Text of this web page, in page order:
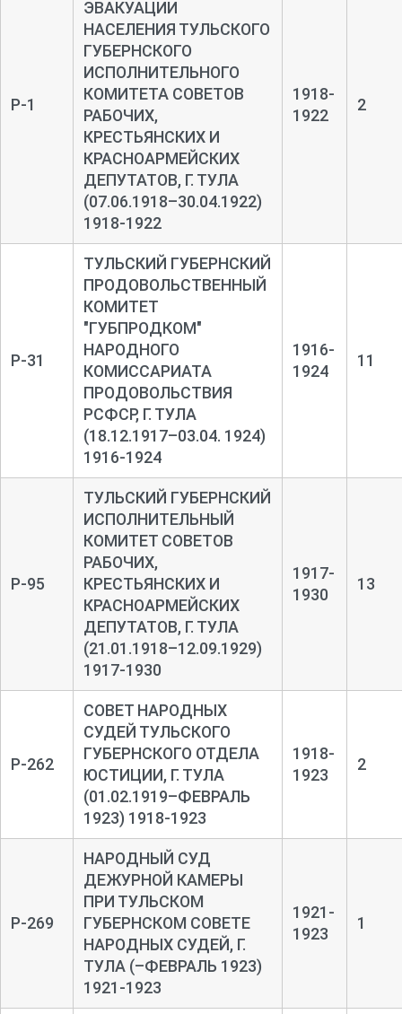
Р-1
ЭВАКУАЦИИ
НАСЕЛЕНИЯ ТУЛЬСКОГО
ГУБЕРНСКОГО
ИСПОЛНИТЕЛЬНОГО
КОМИТЕТА СОВЕТОВ
РАБОЧИХ,
КРЕСТЬЯНСКИХ И
КРАСНОАРМЕЙСКИХ
ДЕПУТАТОВ, Г. ТУЛА
(07.06.1918–30.04.1922)
1918-1922
1918-
1922
2
Р-31
ТУЛЬСКИЙ ГУБЕРНСКИЙ
ПРОДОВОЛЬСТВЕННЫЙ
КОМИТЕТ
"ГУБПРОДКОМ"
НАРОДНОГО
КОМИССАРИАТА
ПРОДОВОЛЬСТВИЯ
РСФСР, Г. ТУЛА
(18.12.1917–03.04. 1924)
1916-1924
1916-
1924
11
Р-95
ТУЛЬСКИЙ ГУБЕРНСКИЙ
ИСПОЛНИТЕЛЬНЫЙ
КОМИТЕТ СОВЕТОВ
РАБОЧИХ,
КРЕСТЬЯНСКИХ И
КРАСНОАРМЕЙСКИХ
ДЕПУТАТОВ, Г. ТУЛА
(21.01.1918–12.09.1929)
1917-1930
1917-
1930
13
Р-262
СОВЕТ НАРОДНЫХ
СУДЕЙ ТУЛЬСКОГО
ГУБЕРНСКОГО ОТДЕЛА
ЮСТИЦИИ, Г. ТУЛА
(01.02.1919–ФЕВРАЛЬ
1923) 1918-1923
1918-
1923
2
Р-269
НАРОДНЫЙ СУД
ДЕЖУРНОЙ КАМЕРЫ
ПРИ ТУЛЬСКОМ
ГУБЕРНСКОМ СОВЕТЕ
НАРОДНЫХ СУДЕЙ, Г.
ТУЛА (–ФЕВРАЛЬ 1923)
1921-1923
1921-
1923
1